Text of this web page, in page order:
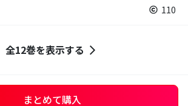
110
全12巻を表示する
まとめて購入